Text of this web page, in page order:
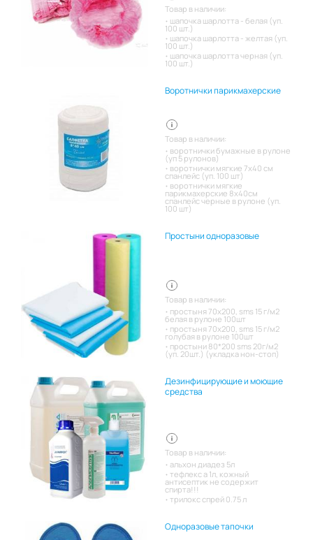
Товар в наличии:
шапочка шарлотта - белая (уп.
100 шт.)
шапочка шарлотта - желтая (уп.
100 шт.)
шапочка шарлотта черная (уп.
100 шт.)
Воротнички парикмахерские
Товар в наличии:
воротнички бумажные в рулоне
(уп 5 рулонов)
воротнички мягкие 7х40 см
спанлейс (уп. 100 шт)
воротнички мягкие
парикмахерские 8х40см
спанлейс черные в рулоне (уп.
100 шт)
Простыни одноразовые
Товар в наличии:
простыня 70х200, sms 15 г/м2
белая в рулоне 100шт
простыня 70х200, sms 15 г/м2
голубая в рулоне 100шт
простыни 80*200 sms 20г/м2
(уп. 20шт.) (укладка нон-стоп)
Дезинфицирующие и моющие
средства
Товар в наличии:
альхон диадез 5л
тефлекс а 1л, кожный
антисептик не содержит
спирта!!!
трилокс спрей 0.75 л
Одноразовые тапочки